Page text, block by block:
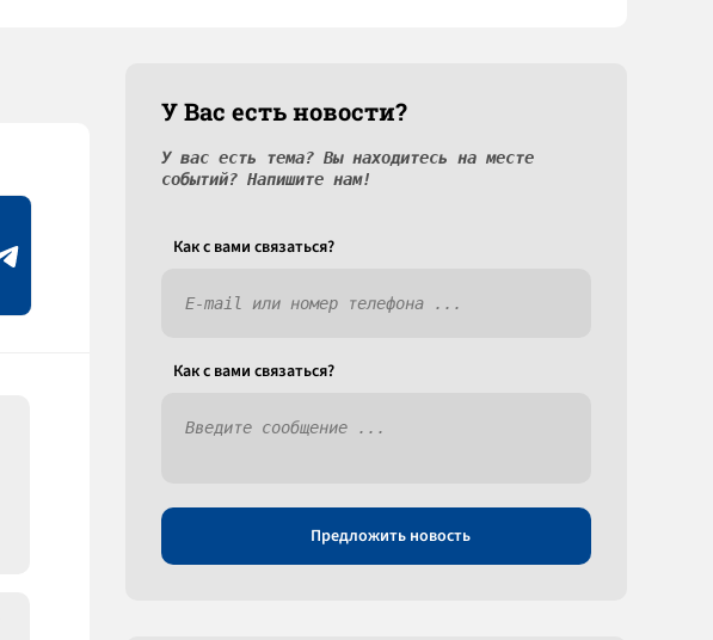
У Вас есть новости?
У вас есть тема? Вы находитесь на месте
событий? Напишите нам!
Как c вами связаться?
Как c вами связаться?
Предложить новость